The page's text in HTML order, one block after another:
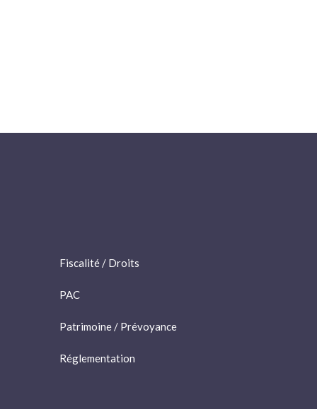
Fiscalité / Droits
PAC
Patrimoine / Prévoyance
Réglementation